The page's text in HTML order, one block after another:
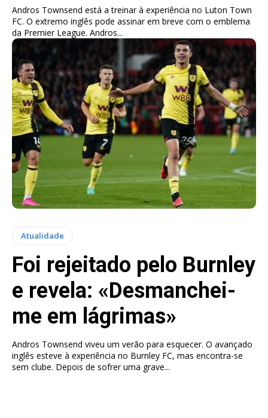
Andros Townsend está a treinar à experiência no Luton Town
FC. O extremo inglês pode assinar em breve com o emblema
da Premier League. Andros...
Atualidade
Foi rejeitado pelo Burnley
e revela: «Desmanchei-
me em lágrimas»
Andros Townsend viveu um verão para esquecer. O avançado
inglês esteve à experiência no Burnley FC, mas encontra-se
sem clube. Depois de sofrer uma grave...